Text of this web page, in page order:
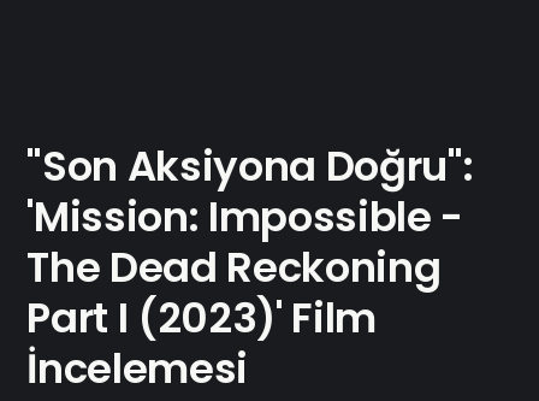
"Son Aksiyona Doğru":
'Mission: Impossible -
The Dead Reckoning
Part I (2023)' Film
İncelemesi